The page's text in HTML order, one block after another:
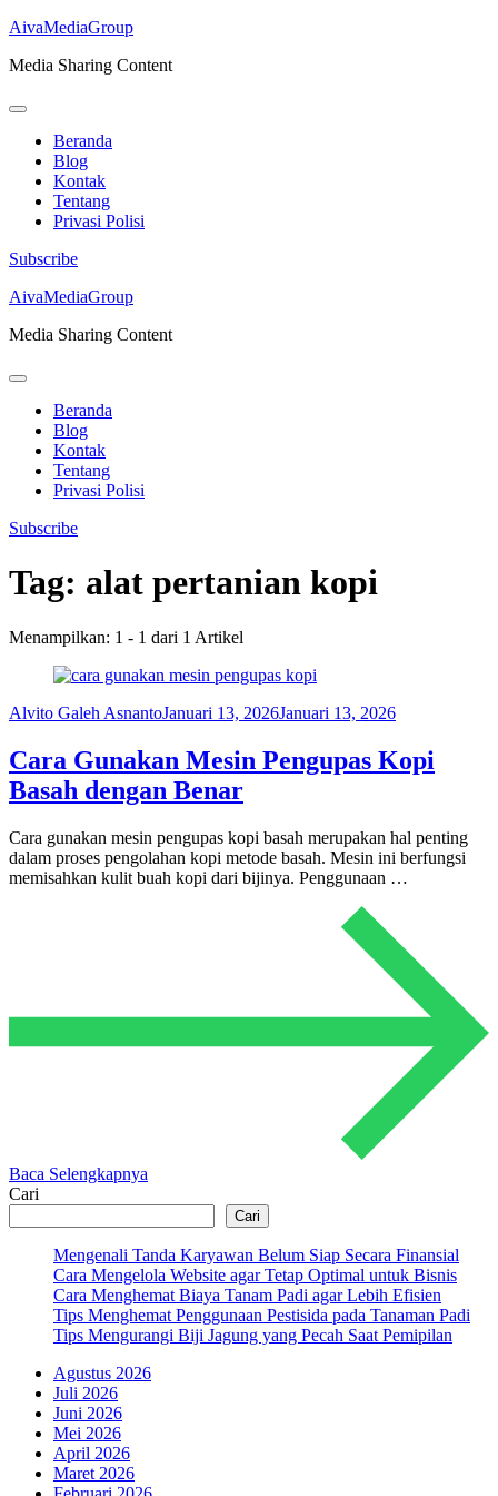
AivaMediaGroup
Media Sharing Content
Beranda
Blog
Kontak
Tentang
Privasi Polisi
Subscribe
Lompat
konten
Enter)
AivaMediaGroup
Media Sharing Content
Beranda
Blog
Kontak
Tentang
Privasi Polisi
Subscribe
Tag: alat pertanian kopi
Menampilkan: 1 - 1 dari 1 Artikel
Alvito Galeh AsnantoJanuari 13, 2026Januari 13, 2026
Cara Gunakan Mesin Pengupas Kopi
Basah dengan Benar
Cara gunakan mesin pengupas kopi basah merupakan hal penting
dalam proses pengolahan kopi metode basah. Mesin ini berfungsi
memisahkan kulit buah kopi dari bijinya. Penggunaan …
Baca Selengkapnya
Cari
Cari
Mengenali Tanda Karyawan Belum Siap Secara Finansial
Cara Mengelola Website agar Tetap Optimal untuk Bisnis
Cara Menghemat Biaya Tanam Padi agar Lebih Efisien
Tips Menghemat Penggunaan Pestisida pada Tanaman Padi
Tips Mengurangi Biji Jagung yang Pecah Saat Pemipilan
Agustus 2026
Juli 2026
Juni 2026
Mei 2026
April 2026
Maret 2026